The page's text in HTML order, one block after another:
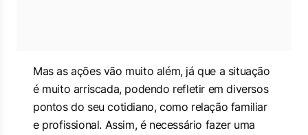
Mas as ações vão muito além, já que a situação
é muito arriscada, podendo refletir em diversos
pontos do seu cotidiano, como relação familiar
e profissional. Assim, é necessário fazer uma